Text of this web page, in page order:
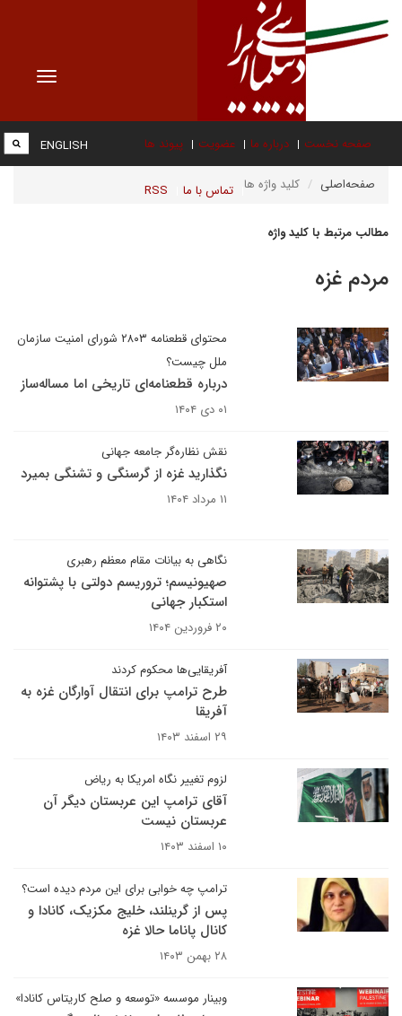
Toggle
صفحه نخست درباره ما عضویت پیوند ها
تماس با ما RSS
ENGLISH
صفحه‌اصلی کلید واژه ها
مطالب مرتبط با کلید واژه
مردم غزه
محتوای قطعنامه ۲۸۰۳ شورای امنیت سازمان
ملل چیست؟
درباره قطعنامه‌ای تاریخی اما مساله‌ساز
۰۱ دی ۱۴۰۴
نقش نظاره‌گر جامعه جهانی
نگذارید غزه از گرسنگی و تشنگی بمیرد
۱۱ مرداد ۱۴۰۴
نگاهی به بیانات مقام معظم رهبری
صهیونیسم؛ تروریسم دولتی با پشتوانه
استکبار جهانی
۲۰ فروردین ۱۴۰۴
آفریقایی‌ها محکوم کردند
طرح ترامپ برای انتقال آوارگان غزه به
آفریقا
۲۹ اسفند ۱۴۰۳
لزوم تغییر نگاه امریکا به ریاض
آقای ترامپ این عربستان دیگر آن
عربستان نیست
۱۰ اسفند ۱۴۰۳
ترامپ چه خوابی برای این مردم دیده است؟
پس از گرینلند، خلیج مکزیک، کانادا و
کانال پاناما حالا غزه
۲۸ بهمن ۱۴۰۳
وبینار موسسه «توسعه و صلح کاریتاس کانادا»